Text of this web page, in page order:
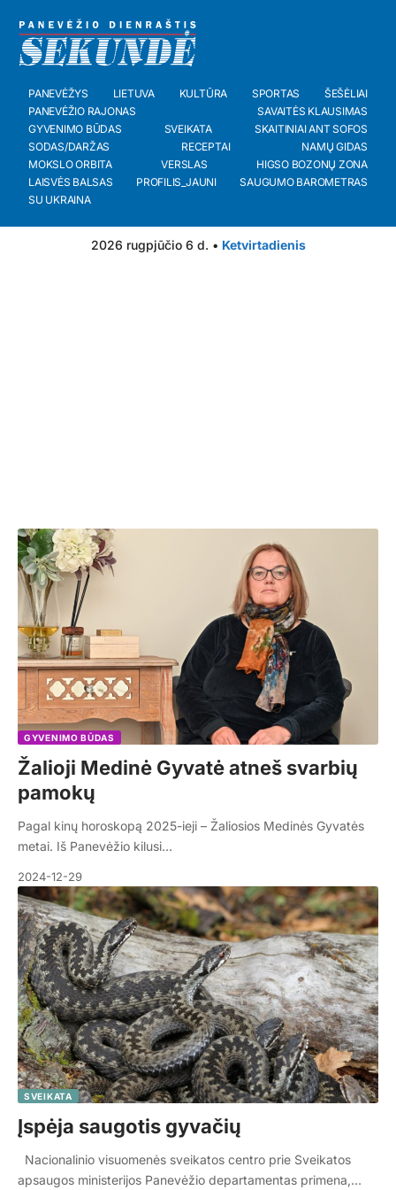
PANEVĖŽYS LIETUVA KULTŪRA SPORTAS
ŠEŠĖLIAI
PANEVĖŽIO RAJONAS
SAVAITĖS KLAUSIMAS
GYVENIMO BŪDAS
SVEIKATA
SKAITINIAI ANT SOFOS
SODAS/DARŽAS
RECEPTAI
NAMŲ GIDAS
MOKSLO ORBITA
VERSLAS
HIGSO BOZONŲ ZONA
LAISVĖS BALSAS
PROFILIS_JAUNI
SAUGUMO BAROMETRAS
SU UKRAINA
2026 rugpjūčio 6 d. • Ketvirtadienis
GYVENIMO BŪDAS
Žalioji Medinė Gyvatė atneš svarbių
pamokų
Pagal kinų horoskopą 2025-ieji – Žaliosios Medinės Gyvatės
metai. Iš Panevėžio kilusi…
2024-12-29
SVEIKATA
Įspėja saugotis gyvačių
Nacionalinio visuomenės sveikatos centro prie Sveikatos
apsaugos ministerijos Panevėžio departamentas primena,…